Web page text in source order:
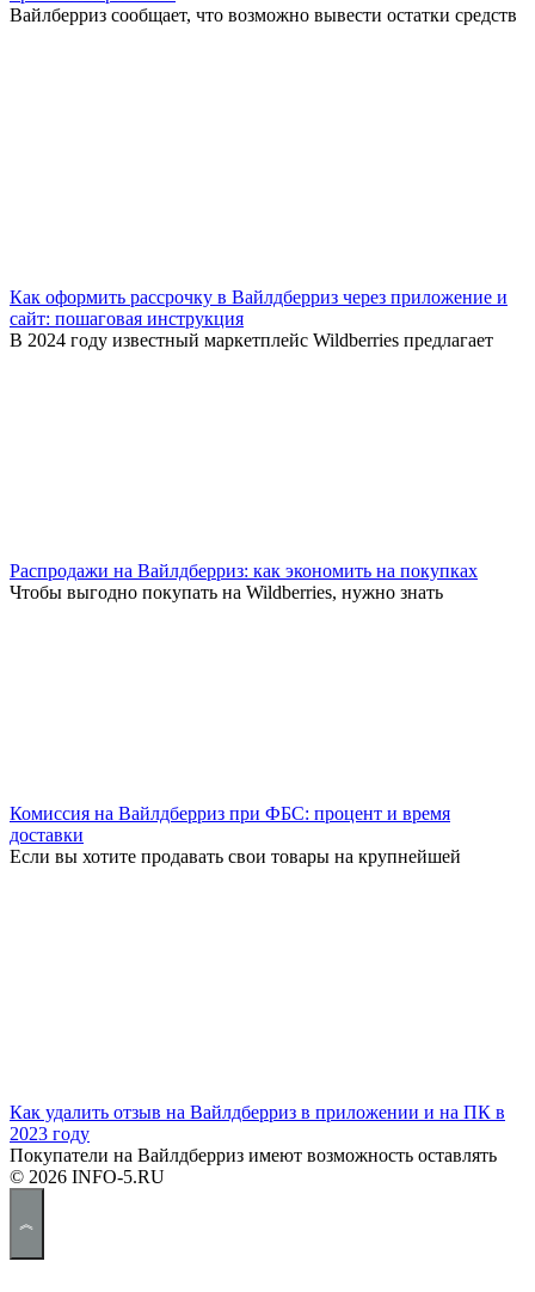
Вайлберриз сообщает, что возможно вывести остатки средств
Как оформить рассрочку в Вайлдберриз через приложение и
сайт: пошаговая инструкция
В 2024 году известный маркетплейс Wildberries предлагает
Распродажи на Вайлдберриз: как экономить на покупках
Чтобы выгодно покупать на Wildberries, нужно знать
Комиссия на Вайлдберриз при ФБС: процент и время
доставки
Если вы хотите продавать свои товары на крупнейшей
Как удалить отзыв на Вайлдберриз в приложении и на ПК в
2023 году
Покупатели на Вайлдберриз имеют возможность оставлять
© 2026 INFO-5.RU